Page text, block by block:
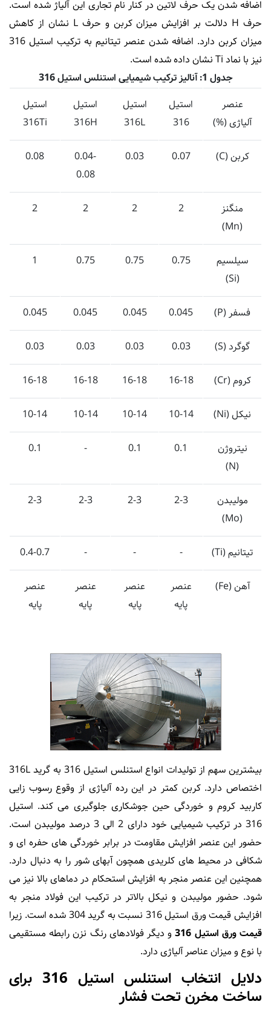
اضافه شدن یک حرف لاتین در کنار نام تجاری این آلیاژ شده است.
حرف H دلالت بر افزایش میزان کربن و حرف L نشان از کاهش
میزان کربن دارد. اضافه شدن عنصر تیتانیم به ترکیب استیل 316
نیز با نماد Ti نشان داده شده است.
جدول 1: آنالیز ترکیب شیمیایی استنلس استیل 316
عنصر
آلیاژی (%)
استیل
316
استیل
316L
استیل
316H
استیل
316Ti
کربن (C) 0.07
0.03
0.04-
0.08
0.08
منگنز
(Mn)
2
2
2
2
سیلسیم
(Si)
0.75
0.75
0.75
1
فسفر (P) 0.045
0.045
0.045
0.045
گوگرد (S) 0.03
0.03
0.03
0.03
کروم (Cr) 16-18
16-18
16-18
16-18
نیکل (Ni) 10-14
10-14
10-14
10-14
نیتروژن
(N)
0.1
0.1
-
0.1
مولیبدن
(Mo)
2-3
2-3
2-3
2-3
تیتانیم (Ti) -
-
-
0.4-0.7
آهن (Fe)
عنصر
پایه
عنصر
پایه
عنصر
پایه
عنصر
پایه
بیشترین سهم از تولیدات انواع استنلس استیل 316 به گرید 316L
اختصاص دارد. کربن کمتر در این رده آلیاژی از وقوع رسوب زایی
کاربید کروم و خوردگی حین جوشکاری جلوگیری می کند. استیل
316 در ترکیب شیمیایی خود دارای 2 الی 3 درصد مولیبدن است.
حضور این عنصر افزایش مقاومت در برابر خوردگی های حفره ای و
شکافی در محیط های کلریدی همچون آبهای شور را به دنبال دارد.
همچنین این عنصر منجر به افزایش استحکام در دماهای بالا نیز می
شود. حضور مولیبدن و نیکل بالاتر در ترکیب این فولاد منجر به
افزایش قیمت ورق استیل 316 نسبت به گرید 304 شده است. زیرا
قیمت ورق استیل 316
و دیگر فولادهای رنگ نزن رابطه مستقیمی
با نوع و میزان عناصر آلیاژی دارد.
دلایل انتخاب استنلس استیل 316 برای
ساخت مخرن تحت فشار